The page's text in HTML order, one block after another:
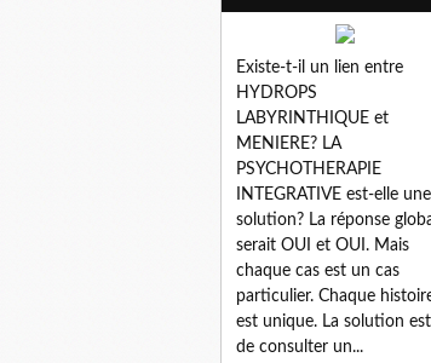
Existe-t-il un lien entre
HYDROPS
LABYRINTHIQUE et
MENIERE? LA
PSYCHOTHERAPIE
INTEGRATIVE est-elle une
solution? La réponse
serait OUI et OUI. Mais
chaque cas est un cas
particulier. Chaque
est unique. La solution est
de consulter un...